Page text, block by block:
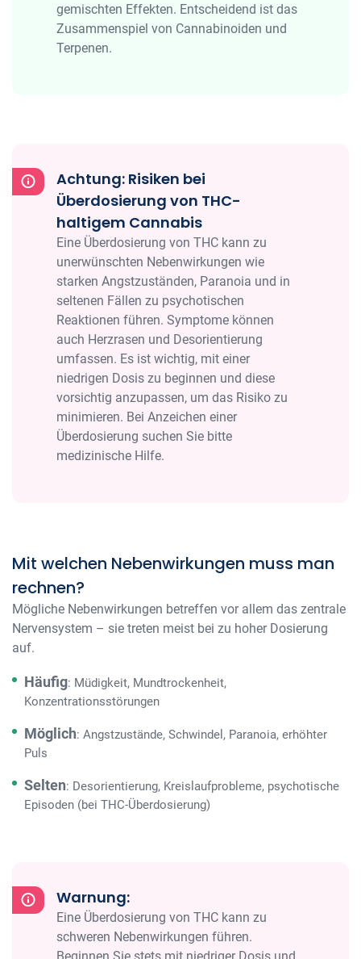
gemischten Effekten. Entscheidend ist das
Zusammenspiel von Cannabinoiden und
Terpenen.
Achtung: Risiken bei
Überdosierung von THC-
haltigem Cannabis
Eine Überdosierung von THC kann zu
unerwünschten Nebenwirkungen wie
starken Angstzuständen, Paranoia und in
seltenen Fällen zu psychotischen
Reaktionen führen. Symptome können
auch Herzrasen und Desorientierung
umfassen. Es ist wichtig, mit einer
niedrigen Dosis zu beginnen und diese
vorsichtig anzupassen, um das Risiko zu
minimieren. Bei Anzeichen einer
Überdosierung suchen Sie bitte
medizinische Hilfe.
Mit welchen Nebenwirkungen muss man
rechnen?
Mögliche Nebenwirkungen betreffen vor allem das zentrale
Nervensystem – sie treten meist bei zu hoher Dosierung
auf.
Häufig: Müdigkeit, Mundtrockenheit,
Konzentrationsstörungen
Möglich: Angstzustände, Schwindel, Paranoia, erhöhter
Puls
Selten: Desorientierung, Kreislaufprobleme, psychotische
Episoden (bei THC-Überdosierung)
Warnung:
Eine Überdosierung von THC kann zu
schweren Nebenwirkungen führen.